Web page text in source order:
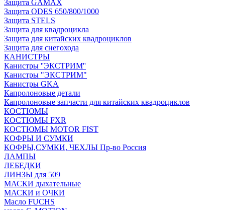
Защита GAMAX
Защита ODES 650/800/1000
Защита STELS
Защита для квадроцикла
Защита для китайских квадроциклов
Защита для снегохода
КАНИСТРЫ
Канистры ''ЭКСТРИМ''
Канистры "ЭКСТРИМ"
Канистры GKA
Капролоновые детали
Капролоновые запчасти для китайских квадроциклов
КОСТЮМЫ
КОСТЮМЫ FXR
КОСТЮМЫ MOTOR FIST
КОФРЫ И СУМКИ
КОФРЫ,СУМКИ, ЧЕХЛЫ Пр-во Россия
ЛАМПЫ
ЛЕБЕДКИ
ЛИНЗЫ для 509
МАСКИ дыхательные
МАСКИ и ОЧКИ
Масло FUCHS